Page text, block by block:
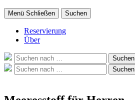
Menü Schließen Suchen
Reservierung
Über
Suche
nach:
Suchen
Suche
nach:
Suchen